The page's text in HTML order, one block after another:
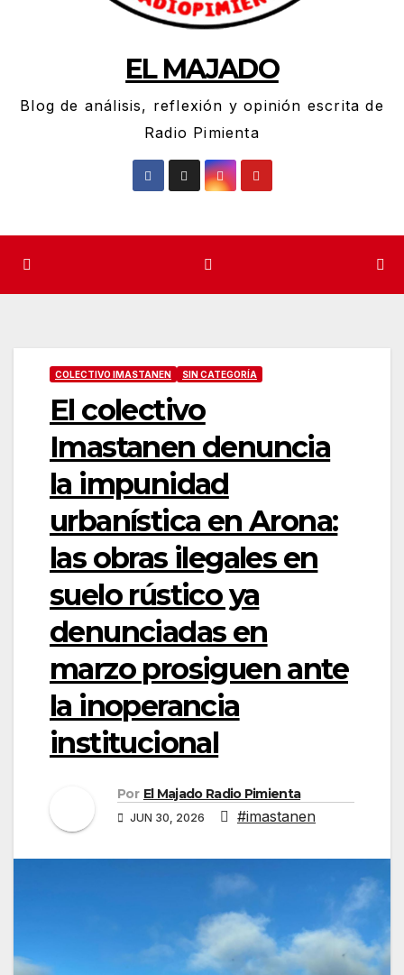
EL MAJADO
Blog de análisis, reflexión y opinión escrita de
Radio Pimienta
COLECTIVO IMASTANEN SIN CATEGORÍA
El colectivo
Imastanen denuncia
la impunidad
urbanística en Arona:
las obras ilegales en
suelo rústico ya
denunciadas en
marzo prosiguen ante
la inoperancia
institucional
Por El Majado Radio Pimienta
JUN 30, 2026 #imastanen